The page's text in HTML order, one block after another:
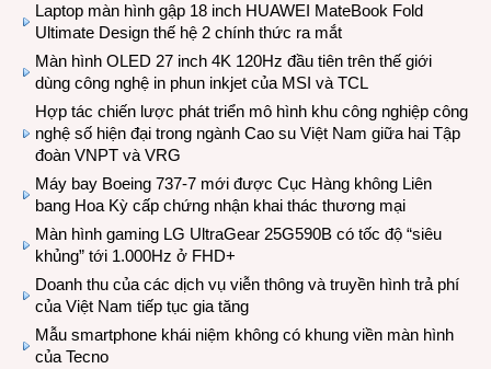
Laptop màn hình gập 18 inch HUAWEI MateBook Fold
Ultimate Design thế hệ 2 chính thức ra mắt
Màn hình OLED 27 inch 4K 120Hz đầu tiên trên thế giới
dùng công nghệ in phun inkjet của MSI và TCL
Hợp tác chiến lược phát triển mô hình khu công nghiệp công
nghệ số hiện đại trong ngành Cao su Việt Nam giữa hai Tập
đoàn VNPT và VRG
Máy bay Boeing 737-7 mới được Cục Hàng không Liên
bang Hoa Kỳ cấp chứng nhận khai thác thương mại
Màn hình gaming LG UltraGear 25G590B có tốc độ “siêu
khủng” tới 1.000Hz ở FHD+
Doanh thu của các dịch vụ viễn thông và truyền hình trả phí
của Việt Nam tiếp tục gia tăng
Mẫu smartphone khái niệm không có khung viền màn hình
của Tecno